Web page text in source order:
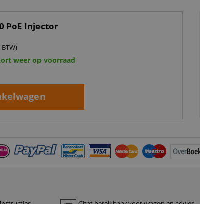
PoE Injector
weer op voorraad